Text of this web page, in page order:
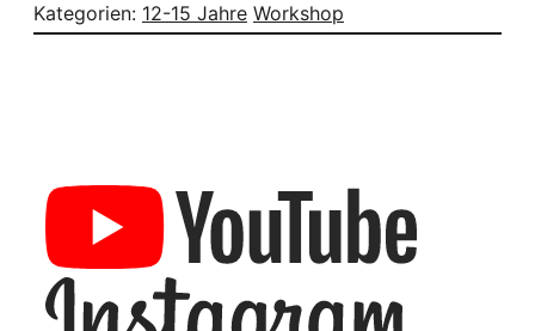
Kategorien: 12-15 Jahre Workshop